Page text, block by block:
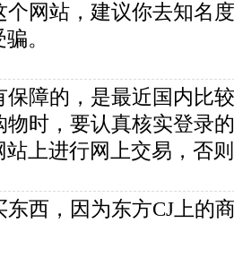
个网站，建议你去知名
。
保障的，是最近国内比
物时，要认真核实登录
上进行网上交易，否
东西，因为东方CJ上的